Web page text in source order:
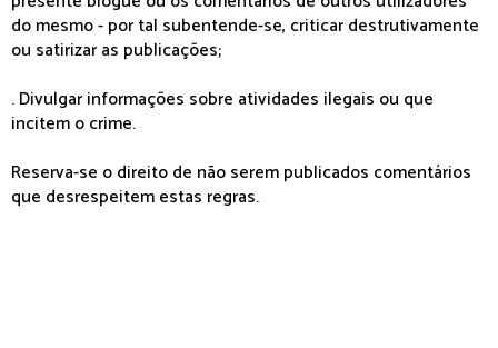
do mesmo - por tal subentende-se, criticar destrutivamente
ou satirizar as publicações;
. Divulgar informações sobre atividades ilegais ou que
incitem o crime.
Reserva-se o direito de não serem publicados comentários
que desrespeitem estas regras.